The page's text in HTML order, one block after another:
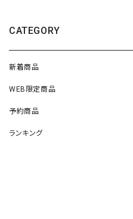
CATEGORY
新着商品
WEB限定商品
予約商品
ランキング